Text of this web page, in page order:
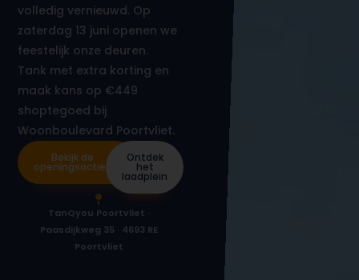
volledig vernieuwd. Op
zaterdag 13 juni openen we
feestelijk onze deuren.
Tank met extra korting en
maak kans op €449
shoptegoed bij
Woonboulevard Poortvliet.
Bekijk de
openingsacties
Ontdek
het
laadplein
TanQyou Poortvliet ·
Paasdijkweg 35 · 4693 RE
Poortvliet